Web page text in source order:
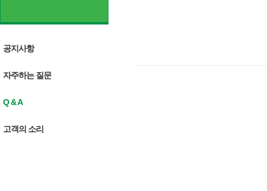
공지사항
자주하는 질문
Q & A
고객의 소리